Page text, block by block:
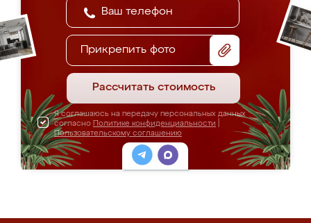
Прикрепить фото
Рассчитать стоимость
Я соглашаюсь на передачу персональных данных
согласно Политике конфиденциальности
Пользовательскому соглашению